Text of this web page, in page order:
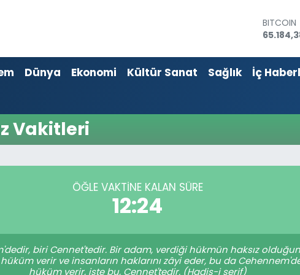
BITCOIN
47,7239
EURO
BİST100
Dünya Ekonomi Kültür Sanat Sağlık İç
Vakitleri
ÖĞLE VAKTINE KALAN SÜRE
12:24
biri Cennet'tedir. Bir adam, verdiği hükmün haksız
verir ve insanların haklarını zâyi eder, bu da
hüküm verir, işte bu, Cennet'tedir. (Hadis-i şerif)